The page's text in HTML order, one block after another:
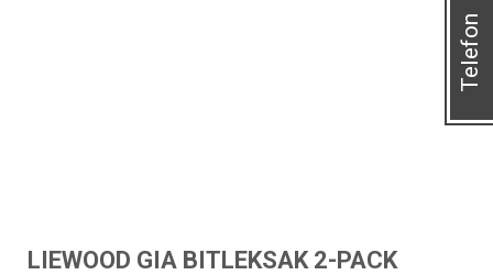
LIEWOOD GIA BITLEKSAK 2-PACK
Telefon